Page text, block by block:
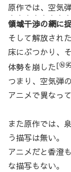
原作では、空気
領域干渉の網に
・・・・・・・
そして解放され
床にぶつかり、
体勢を崩した[Ⓝ
つまり、空気弾
アニメで異なって
また原作では、
う描写は無い。
アニメだと香澄
な描写もない。